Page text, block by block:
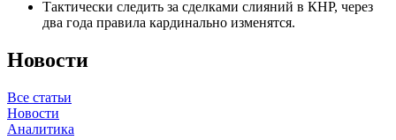
Тактически следить за сделками слияний в КНР, через
два года правила кардинально изменятся.
Новости
Все статьи
Новости
Аналитика